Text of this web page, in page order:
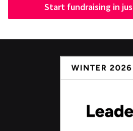
Start fundraising in